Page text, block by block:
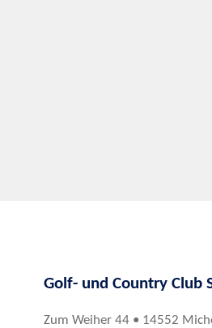
Golf- und Country Club
Zum Weiher 44 • 14552